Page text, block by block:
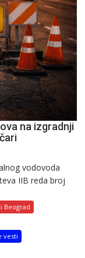
na izgradnji
vodovoda
IIB reda broj
Beograd
vesti